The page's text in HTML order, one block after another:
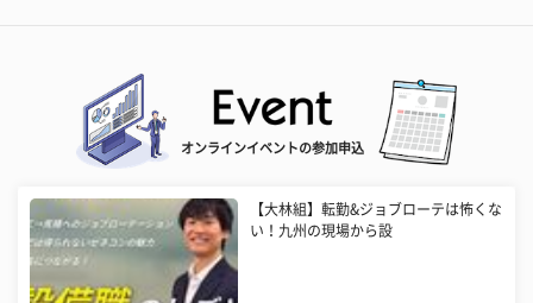
オンラインイベントの参加申込
【大林組】転勤&ジョブローテは怖くな
い！九州の現場から設